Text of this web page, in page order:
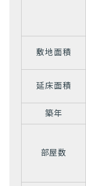
敷地面積
延床面積
築年
部屋数